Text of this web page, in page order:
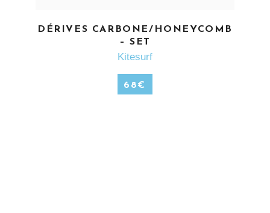
EN SAVOIR PLUS
DÉRIVES CARBONE/HONEYCOMB
– SET
Kitesurf
68€